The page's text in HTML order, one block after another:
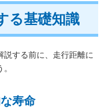
る基礎知識
する前に、走行距離に
寿命